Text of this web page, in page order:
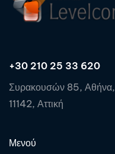
+30 210 25 33 620
Συρακουσών 85, Αθήνα,
11142, Αττική
Μενού